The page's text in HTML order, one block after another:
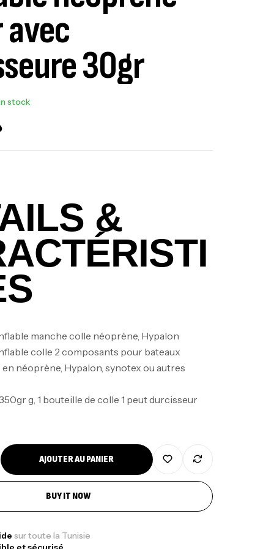
30gr
stock
&
manche colle néoprène, Hypalon
colle 2 composants pour bateaux
néoprène, Hypalon, synotex ou autres
g, 1 bouteille de colle 1 peut durcisseur
AJOUTER AU PANIER
BUY IT NOW
sur toute la Tunisie
Jigging Sunset Massive Attack
120/250gr 30kg
د.ت379,000
Kalli Kunnan Funda 1.70m
د.ت378,000